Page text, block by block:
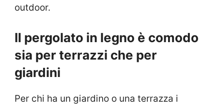
outdoor.
Il pergolato in legno è comodo
sia per terrazzi che per
giardini
Per chi ha un giardino o una terrazza i